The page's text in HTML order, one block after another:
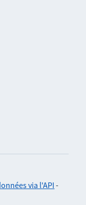
via l'API -